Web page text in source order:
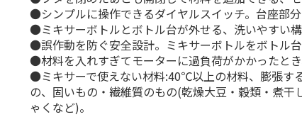
●シンプルに操作できるダイヤルスイッチ。台座部
●ミキサーボトルとボトル台が外せる、洗いやすい構
●誤作動を防ぐ安全設計。ミキサーボトルをボトル
●材料を入れすぎてモーターに過負荷がかかったと
●ミキサーで使えない材料:40℃以上の材料、膨張す
の、固いもの・繊維質のもの(乾燥大豆・穀類・煮
ゃくなど)。